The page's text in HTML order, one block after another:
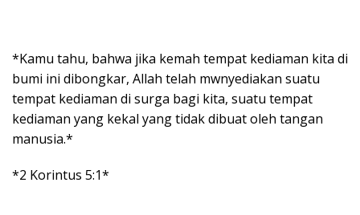
*Kamu tahu, bahwa jika kemah tempat kediaman kita di
bumi ini dibongkar, Allah telah mwnyediakan suatu
tempat kediaman di surga bagi kita, suatu tempat
kediaman yang kekal yang tidak dibuat oleh tangan
manusia.*
*2 Korintus 5:1*